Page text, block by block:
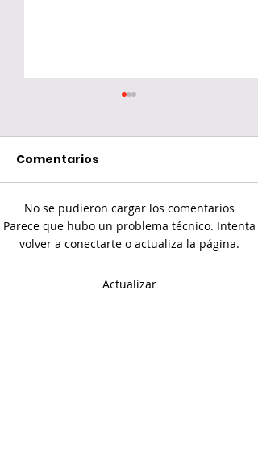
¿Fin del recorrido
para Jean Pascal?
Comentarios
No se pudieron cargar los comentarios
Parece que hubo un problema técnico. Intenta
volver a conectarte o actualiza la página.
Actualizar